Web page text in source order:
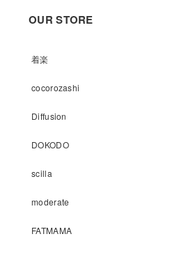
OUR STORE
着楽
cocorozashi
Diffusion
DOKODO
scilla
moderate
FATMAMA